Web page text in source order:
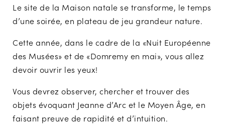
NAVIGATION FILTRÉE « ACTEURS »
PORTAIL CULTURE
Comité d'Histoire Régionale
VOUS ÊTES…
Le site de la Maison natale se transforme, le temps
d’une soirée, en plateau de jeu grandeur nature.
Cette année, dans le cadre de la «Nuit Européenne
des Musées» et de «Domremy en mai», vous allez
devoir ouvrir les yeux!
Vous devrez observer, chercher et trouver des
objets évoquant Jeanne d’Arc et le Moyen Âge, en
faisant preuve de rapidité et d’intuition.